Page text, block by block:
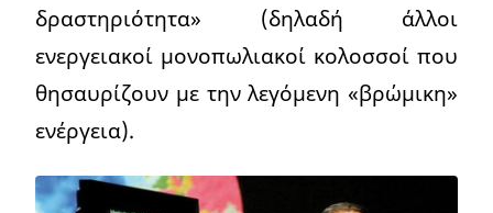
δραστηριότητα» (δηλαδή άλλοι
ενεργειακοί μονοπωλιακοί κολοσσοί που
θησαυρίζουν με την λεγόμενη «βρώμικη»
ενέργεια).